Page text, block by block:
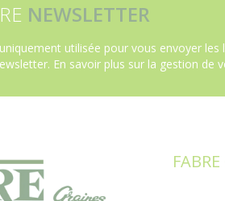
NEWSLETTER
utilisée pour vous envoyer
En savoir plus sur la gestion de